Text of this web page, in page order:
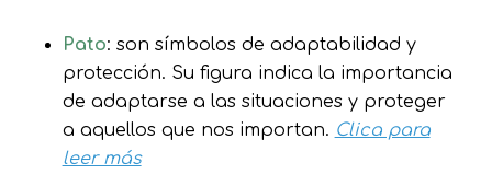
Pato: son símbolos de adaptabilidad y
protección. Su figura indica la importancia
de adaptarse a las situaciones y proteger
a aquellos que nos importan. Clica para
leer más